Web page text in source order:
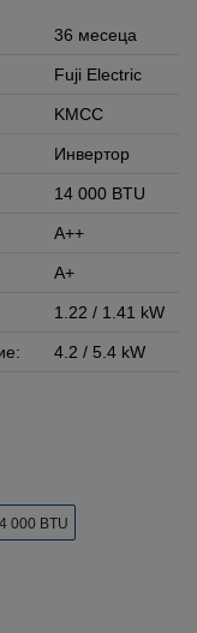
36 месеца
Fuji Electric
KMCC
Инвертор
14 000 BTU
A++
A+
1.22 / 1.41 kW
4.2 / 5.4 kW
000 BTU